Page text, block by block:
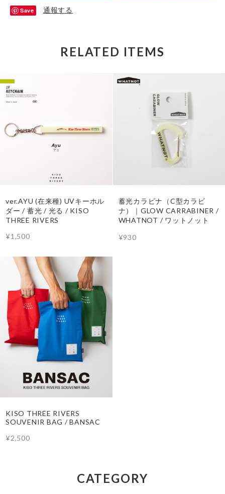
Save 通報する
RELATED ITEMS
ver.AYU (在来種) UVキーホル
ダー / 蓄光 / 光る / KISO
THREE RIVERS
¥1,500
蓄光カラビナ（C型カラビ
ナ）｜GLOW CARRABINER /
WHATNOT / ワットノット
¥930
KISO THREE RIVERS
SOUVENIR BAG / BANSAC
¥2,500
CATEGORY